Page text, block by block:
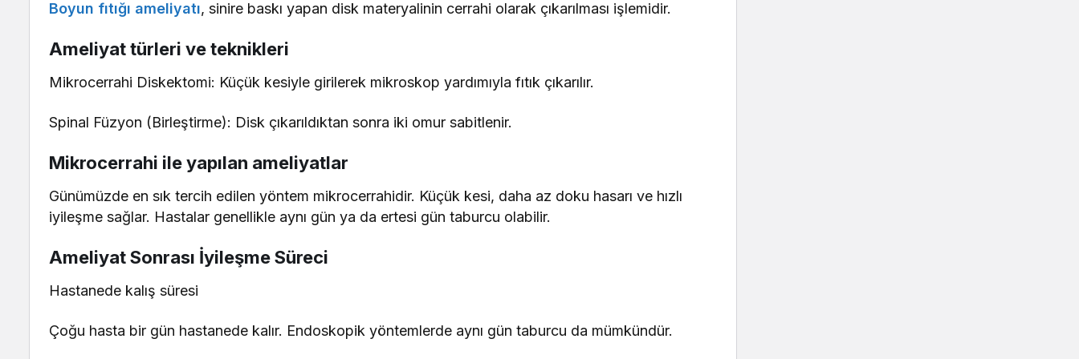
Boyun fıtığı ameliyatı, sinire baskı yapan disk materyalinin cerrahi olarak çıkarılması işlemidir.
Ameliyat türleri ve teknikleri
Mikrocerrahi Diskektomi: Küçük kesiyle girilerek mikroskop yardımıyla fıtık çıkarılır.
Spinal Füzyon (Birleştirme): Disk çıkarıldıktan sonra iki omur sabitlenir.
Mikrocerrahi ile yapılan ameliyatlar
Günümüzde en sık tercih edilen yöntem mikrocerrahidir. Küçük kesi, daha az doku hasarı ve hızlı
iyileşme sağlar. Hastalar genellikle aynı gün ya da ertesi gün taburcu olabilir.
Ameliyat Sonrası İyileşme Süreci
Hastanede kalış süresi
Çoğu hasta bir gün hastanede kalır. Endoskopik yöntemlerde aynı gün taburcu da mümkündür.